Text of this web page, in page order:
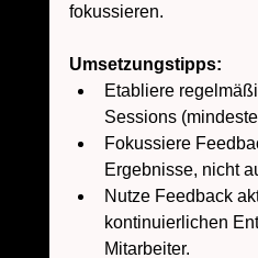
fokussieren.
Umsetzungstipps:
Etabliere
Sessions
Fokussiere
Ergebnisse, nicht
Nutze Feedback
kontinuierlichen
Mitarbeiter.